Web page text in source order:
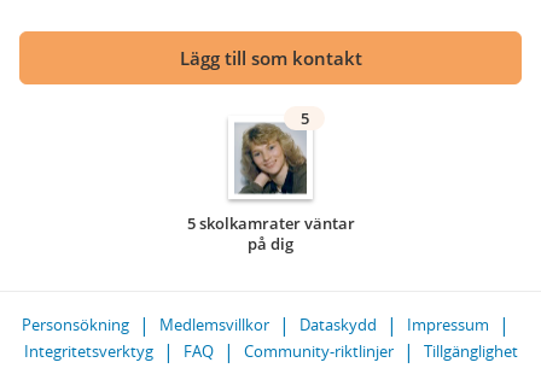
Lägg till som kontakt
5
5 skolkamrater väntar
på dig
Personsökning Medlemsvillkor Dataskydd
Impressum
Integritetsverktyg
FAQ Community-riktlinjer Tillgänglighet